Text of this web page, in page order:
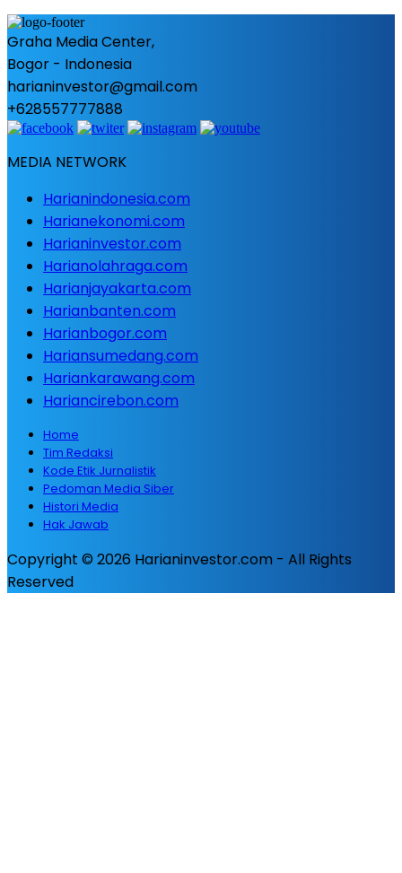
Graha Media Center,
Bogor - Indonesia
harianinvestor@gmail.com
+628557777888
MEDIA NETWORK
Harianindonesia.com
Harianekonomi.com
Harianinvestor.com
Harianolahraga.com
Harianjayakarta.com
Harianbanten.com
Harianbogor.com
Hariansumedang.com
Hariankarawang.com
Hariancirebon.com
Home
Tim Redaksi
Kode Etik Jurnalistik
Pedoman Media Siber
Histori Media
Hak Jawab
Copyright © 2026 Harianinvestor.com - All Rights
Reserved